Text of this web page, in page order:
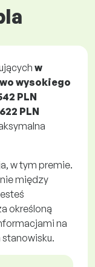
w
wysokiego
PLN
PLN
w tym premie.
między
określoną
na